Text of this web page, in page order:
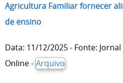
Agricultura Familiar fornecer
de ensino
Data: 11/12/2025 - Fonte:
Online - Arquivo